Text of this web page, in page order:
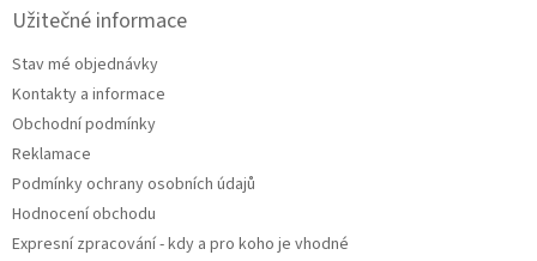
Užitečné informace
Stav mé objednávky
Kontakty a informace
Obchodní podmínky
Reklamace
Podmínky ochrany osobních údajů
Hodnocení obchodu
Expresní zpracování - kdy a pro koho je vhodné